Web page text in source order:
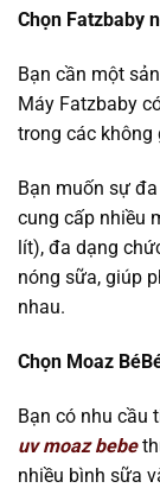
Chọn Fatzbaby
Bạn cần một
Máy Fatzbaby
trong các không
Bạn muốn sự
cung cấp nhiều
lít), đa dạng
nóng sữa, giúp
nhau.
Chọn Moaz
Bạn có nhu cầu
uv moaz bebe
nhiều bình sữa